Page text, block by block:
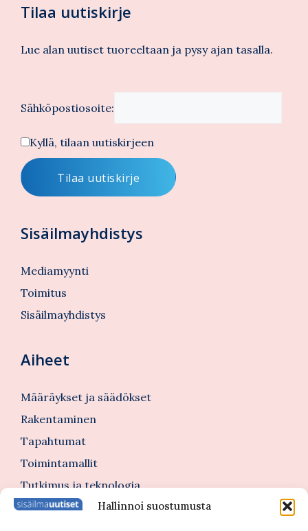
Hallinnoi suostumusta
Tilaa uutiskirje
Lue alan uutiset tuoreeltaan ja pysy ajan tasalla.
Sähköpostiosoite:
Kyllä, tilaan uutiskirjeen
Sisäilmayhdistys
Mediamyynti
Toimitus
Sisäilmayhdistys
Aiheet
Määräykset ja säädökset
Rakentaminen
Tapahtumat
Toimintamallit
Tutkimus ja teknologia